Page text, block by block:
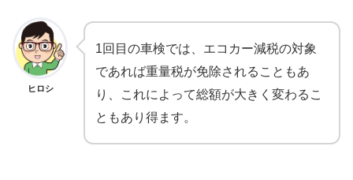
ヒロシ
1回目の車検では、エコカー減税の対象
であれば重量税が免除されることもあ
り、これによって総額が大きく変わるこ
ともあり得ます。